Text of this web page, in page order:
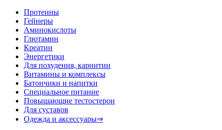
Протеины
Гейнеры
Аминокислоты
Глютамин
Креатин
Энергетики
Для похудения, карнитин
Витамины и комплексы
Батончики и напитки
Специальное питание
Повышающие тестостерон
Для суставов
Одежда и аксессуары⇒